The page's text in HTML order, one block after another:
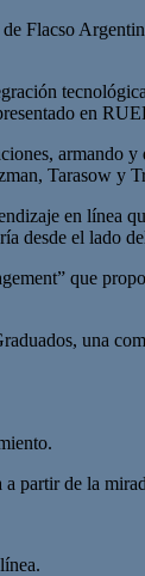
en
armando
Tarasow y
en línea
desde el lado
que
una
partir de la